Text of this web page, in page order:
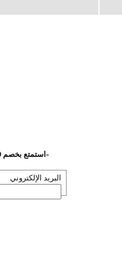
-استمتع بخصم 10% لتسوقك القادم عند اشتراكك في نشرتنا الاخبارية
البريد الإلكتروني